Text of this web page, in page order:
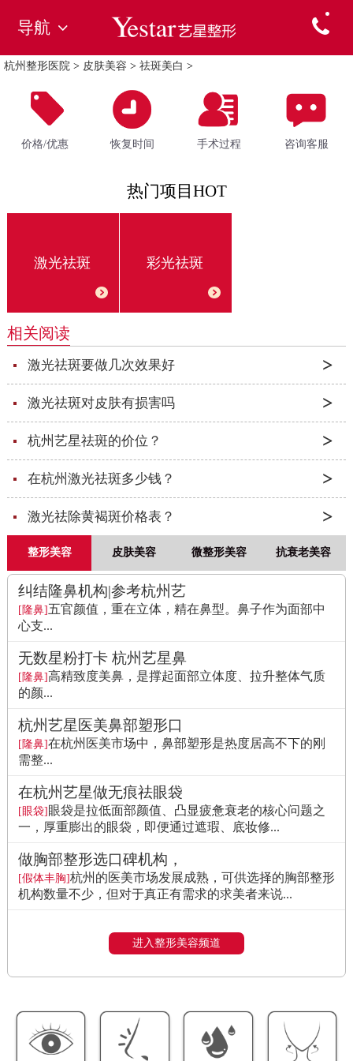
导航
杭州整形医院 > 皮肤美容 > 祛斑美白 >
价格/优惠 恢复时间 手术过程 咨询客服
热门项目HOT
激光祛斑 彩光祛斑
相关阅读
激光祛斑要做几次效果好
激光祛斑对皮肤有损害吗
杭州艺星祛斑的价位？
在杭州激光祛斑多少钱？
激光祛除黄褐斑价格表？
整形美容 皮肤美容 微整形美容 抗衰老美容
纠结隆鼻机构|参考杭州艺
[隆鼻]五官颜值，重在立体，精在鼻型。鼻子作为面部中
心支...
无数星粉打卡 杭州艺星鼻
[隆鼻]高精致度美鼻，是撑起面部立体度、拉升整体气质
的颜...
杭州艺星医美鼻部塑形口
[隆鼻]在杭州医美市场中，鼻部塑形是热度居高不下的刚
需整...
在杭州艺星做无痕祛眼袋
[眼袋]眼袋是拉低面部颜值、凸显疲惫衰老的核心问题之
一，厚重膨出的眼袋，即便通过遮瑕、底妆修...
做胸部整形选口碑机构，
[假体丰胸]杭州的医美市场发展成熟，可供选择的胸部整形
机构数量不少，但对于真正有需求的求美者来说...
进入整形美容频道